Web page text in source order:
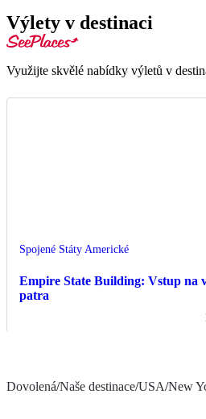
Výlety v destinaci
Využijte skvělé nabídky výletů v
Spojené Státy Americké
Empire State Building: Vstup na
patra
Dovolená/Naše destinace/USA/New